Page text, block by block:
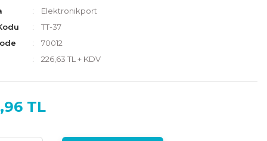
Elektronikport
TT-37
70012
226,63 TL + KDV
TL